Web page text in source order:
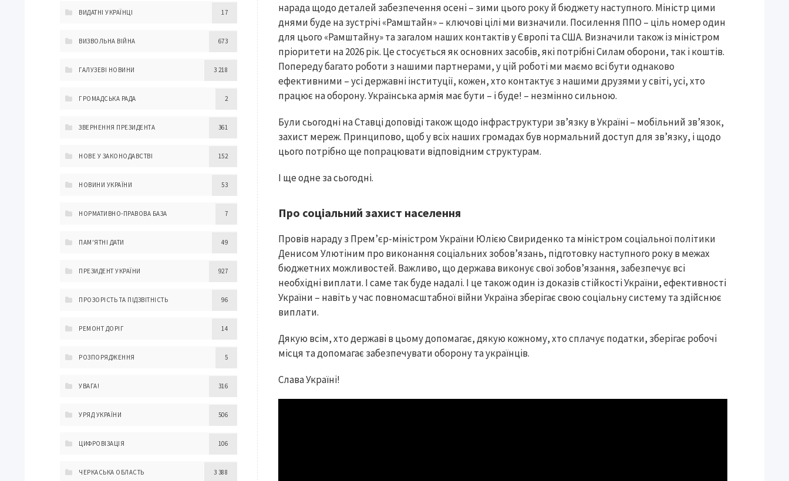
нарада щодо деталей забезпечення осені – зими цього року й бюджету наступного. Міністр цими
днями буде на зустрічі «Рамштайн» – ключові цілі ми визначили. Посилення ППО – ціль номер один
для цього «Рамштайну» та загалом наших контактів у Європі та США. Визначили також із міністром
пріоритети на 2026 рік. Це стосується як основних засобів, які потрібні Силам оборони, так і коштів.
Попереду багато роботи з нашими партнерами, у цій роботі ми маємо всі бути однаково
ефективними – усі державні інституції, кожен, хто контактує з нашими друзями у світі, усі, хто
працює на оборону. Українська армія має бути – і буде! – незмінно сильною.
Були сьогодні на Ставці доповіді також щодо інфраструктури зв’язку в Україні – мобільний зв’язок,
захист мереж. Принципово, щоб у всіх наших громадах був нормальний доступ для зв’язку, і щодо
цього потрібно ще попрацювати відповідним структурам.
І ще одне за сьогодні.
Про соціальний захист населення
Провів нараду з Прем’єр-міністром України Юлією Свириденко та міністром соціальної політики
Денисом Улютіним про виконання соціальних зобов’язань, підготовку наступного року в межах
бюджетних можливостей. Важливо, що держава виконує свої зобов’язання, забезпечує всі
необхідні виплати. І саме так буде надалі. І це також один із доказів стійкості України, ефективності
України – навіть у час повномасштабної війни Україна зберігає свою соціальну систему та здійснює
виплати.
Дякую всім, хто державі в цьому допомагає, дякую кожному, хто сплачує податки, зберігає робочі
місця та допомагає забезпечувати оборону та українців.
Слава Україні!
ВИДАТНІ УКРАЇНЦІ 17
ВИЗВОЛЬНА ВІЙНА 673
ГАЛУЗЕВІ НОВИНИ 3 218
ГРОМАДСЬКА РАДА 2
ЗВЕРНЕННЯ ПРЕЗИДЕНТА 361
НОВЕ У ЗАКОНОДАВСТВІ 152
НОВИНИ УКРАЇНИ 53
НОРМАТИВНО-ПРАВОВА БАЗА 7
ПАМ'ЯТНІ ДАТИ 49
ПРЕЗИДЕНТ УКРАЇНИ 927
ПРОЗОРІСТЬ ТА ПІДЗВІТНІСТЬ 96
РЕМОНТ ДОРІГ 14
РОЗПОРЯДЖЕННЯ 5
УВАГА! 316
УРЯД УКРАЇНИ 506
ЦИФРОВІЗАЦІЯ 106
ЧЕРКАСЬКА ОБЛАСТЬ 3 388